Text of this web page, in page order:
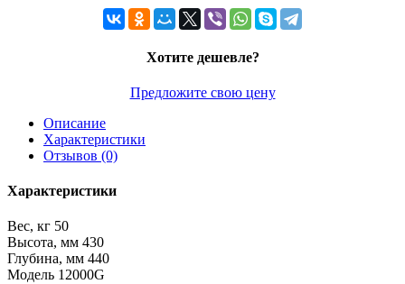
Хотите дешевле?
Предложите свою цену
Описание
Характеристики
Отзывов (0)
Характеристики
Вес, кг 50
Высота, мм 430
Глубина, мм 440
Модель 12000G